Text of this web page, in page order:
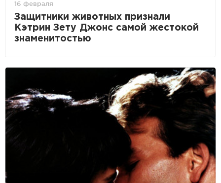
16 февраля
Защитники животных признали
Кэтрин Зету Джонс самой жестокой
знаменитостью